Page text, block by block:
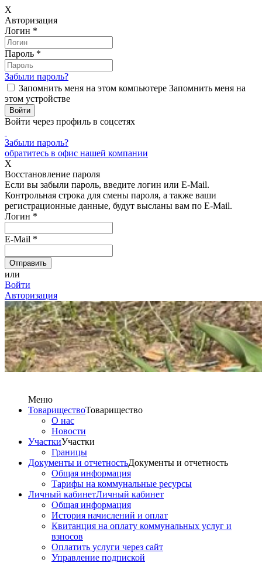
X
Авторизация
Логин *
Пароль *
Забыли пароль?
Запомнить меня на этом компьютере Запомнить меня на
этом устройстве
Войти через профиль в соцсетях
Забыли пароль?
обратитесь в офис нашей компании
X
Восстановление пароля
Если вы забыли пароль, введите логин или E-Mail.
Контрольная строка для смены пароля, а также ваши
регистрационные данные, будут высланы вам по E-Mail.
Логин *
E-Mail *
или
Войти
Авторизация
Меню
ТовариществоТоварищество
О нас
Новости
УчасткиУчастки
Границы
Документы и отчетностьДокументы и отчетность
Общая информация
Тарифы на коммунальные ресурсы
Личный кабинетЛичный кабинет
Общая информация
История начислений и оплат
Квитанция на оплату коммунальных услуг и
взносов
Оплатить услуги через сайт
Управление подпиской